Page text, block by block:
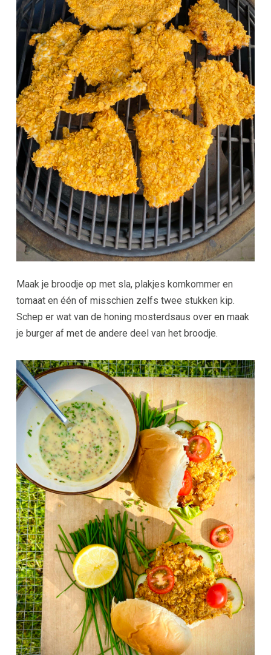
Maak je broodje op met sla, plakjes komkommer en
tomaat en één of misschien zelfs twee stukken kip.
Schep er wat van de honing mosterdsaus over en maak
je burger af met de andere deel van het broodje.